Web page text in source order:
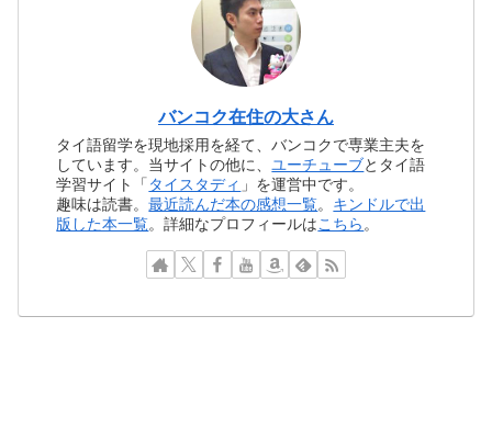
バンコク在住の大さん
タイ語留学を現地採用を経て、バンコクで専業主夫を
しています。当サイトの他に、ユーチューブとタイ語
学習サイト「 タイスタディ 」を運営中です。
趣味は読書。最近読んだ本の感想一覧。 キンドルで出
版した本一覧。詳細なプロフィールはこちら。